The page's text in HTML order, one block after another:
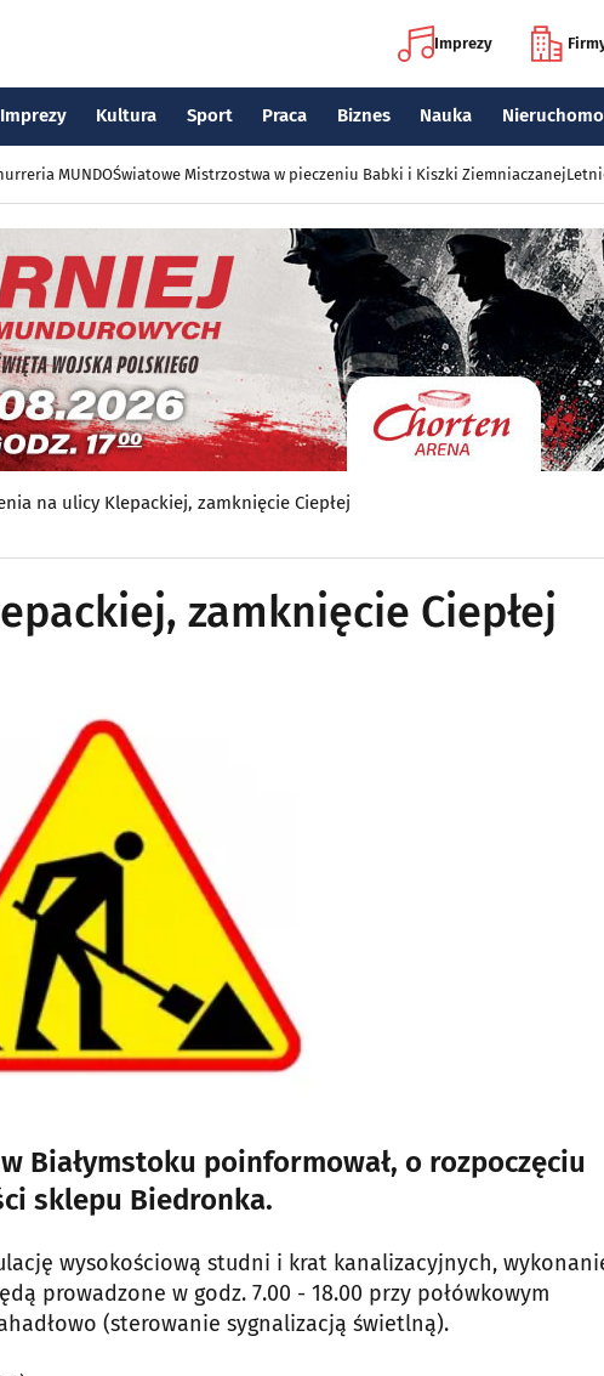
Imprezy
Imprezy Kultura Sport Praca Biznes Nauka
MUNDOŚwiatowe Mistrzostwa w pieczeniu Babki i Kiszki Ziemniaczanej
na ulicy Klepackiej, zamknięcie Ciepłej
zamknięcie Ciepłej
Białymstoku poinformował, o rozpoczęciu
sklepu Biedronka.
wysokościową studni i krat kanalizacyjnych,
prowadzone w godz. 7.00 - 18.00 przy połówkowym
(sterowanie sygnalizacją świetlną).